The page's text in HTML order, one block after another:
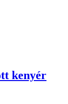
kenyér